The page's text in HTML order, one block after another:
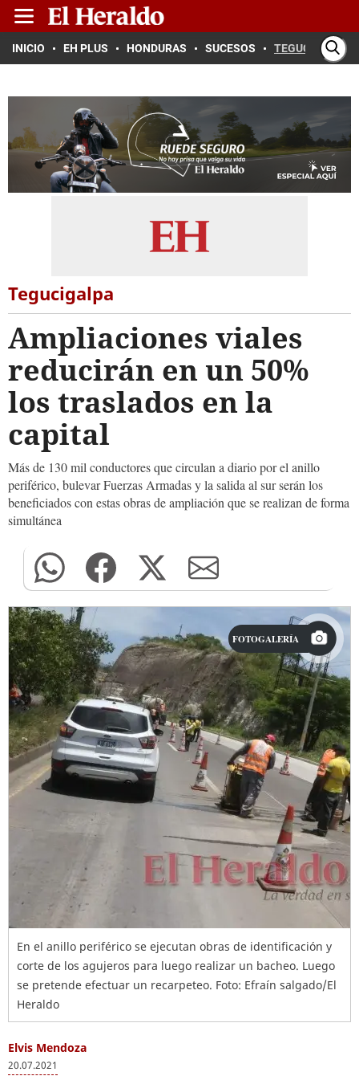
INICIO EH PLUS HONDURAS SUCESOS TEGUCIGALPA
Tegucigalpa
Ampliaciones viales
reducirán en un 50%
los traslados en la
capital
Más de 130 mil conductores que circulan a diario por el anillo
periférico, bulevar Fuerzas Armadas y la salida al sur serán los
beneficiados con estas obras de ampliación que se realizan de forma
simultánea
FOTOGALERÍA
En el anillo periférico se ejecutan obras de identificación y
corte de los agujeros para luego realizar un bacheo. Luego
se pretende efectuar un recarpeteo. Foto: Efraín salgado/El
Heraldo
Elvis Mendoza
20.07.2021